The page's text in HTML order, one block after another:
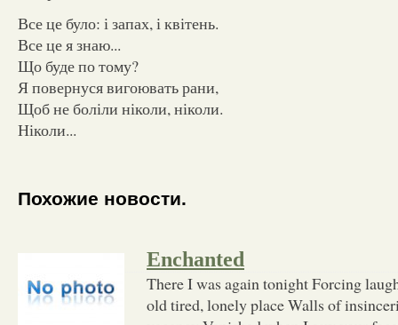
Все це було: і запах, і квітень.
Все це я знаю...
Що буде по тому?
Я повернуся вигоювать рани,
Щоб не боліли ніколи, ніколи.
Ніколи...
Похожие новости.
Enchanted
There I was again tonight Forcing
old tired, lonely place Walls of